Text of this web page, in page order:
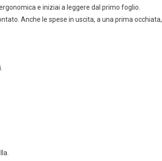
e iniziai a leggere dal primo foglio.
Anche le spese in uscita, a una prima occhiata,